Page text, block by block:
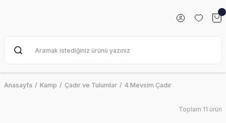
Anasayfa Kamp Çadır ve Tulumlar 4 Mevsim Çadır
Toplam 11 ürün